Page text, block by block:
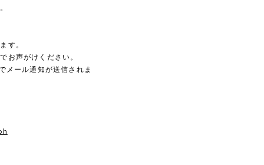
す。
お声がけください。
メール通知が送信されま